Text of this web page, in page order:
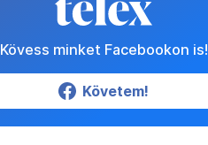
Kövess minket Facebookon is!
Követem!